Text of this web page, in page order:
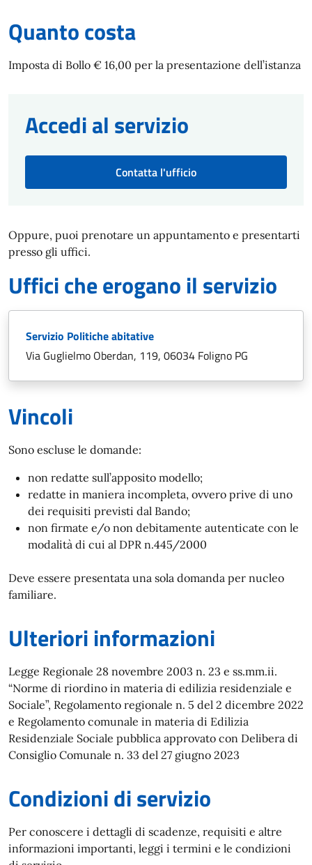
Quanto costa
Imposta di Bollo € 16,00 per la presentazione dell’istanza
Accedi al servizio
Contatta l'ufficio
Oppure, puoi prenotare un appuntamento e presentarti
presso gli uffici.
Uffici che erogano il servizio
Servizio Politiche abitative
Via Guglielmo Oberdan, 119, 06034 Foligno PG
Vincoli
Sono escluse le domande:
non redatte sull’apposito modello;
redatte in maniera incompleta, ovvero prive di uno
dei requisiti previsti dal Bando;
non firmate e/o non debitamente autenticate con le
modalità di cui al DPR n.445/2000
Deve essere presentata una sola domanda per nucleo
familiare.
Ulteriori informazioni
Legge Regionale 28 novembre 2003 n. 23 e ss.mm.ii.
“Norme di riordino in materia di edilizia residenziale e
Sociale”, Regolamento regionale n. 5 del 2 dicembre 2022
e Regolamento comunale in materia di Edilizia
Residenziale Sociale pubblica approvato con Delibera di
Consiglio Comunale n. 33 del 27 giugno 2023
Condizioni di servizio
Per conoscere i dettagli di scadenze, requisiti e altre
informazioni importanti, leggi i termini e le condizioni